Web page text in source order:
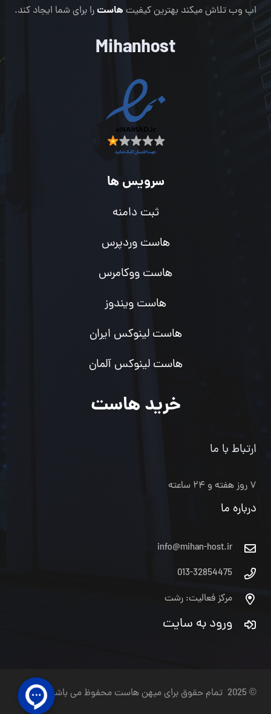
اپ وب تلاش میکند بهترین کیفیت هاسترا برای شما ایجاد کند.
Mihanhost
سرویس ها
ثبت دامنه
هاست وردپرس
هاست ووکامرس
هاست ویندوز
هاست لینوکس ایران
هاست لینوکس آلمان
خرید هاست
ارتباط با ما
۷ روز هفته و ۲۴ ساعته
درباره ما
info@mihan-host.ir
013-32854475
مرکز فعالیت: رشت
ورود به سایت
© 2025 تمام حقوق برای میهن هاست محفوظ می باشد.